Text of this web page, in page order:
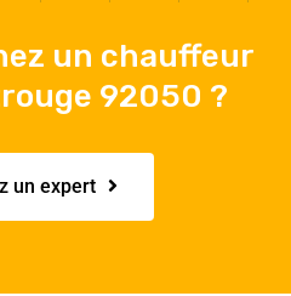
un chauffeur
92050 ?
un expert